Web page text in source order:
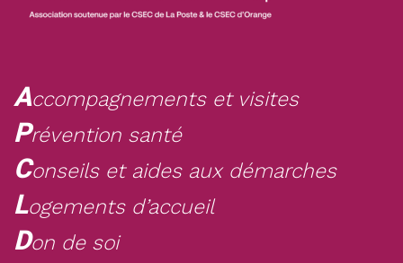
Accompagnements et visites
Prévention santé
Conseils et aides aux démarches
Logements d’accueil
Don de soi